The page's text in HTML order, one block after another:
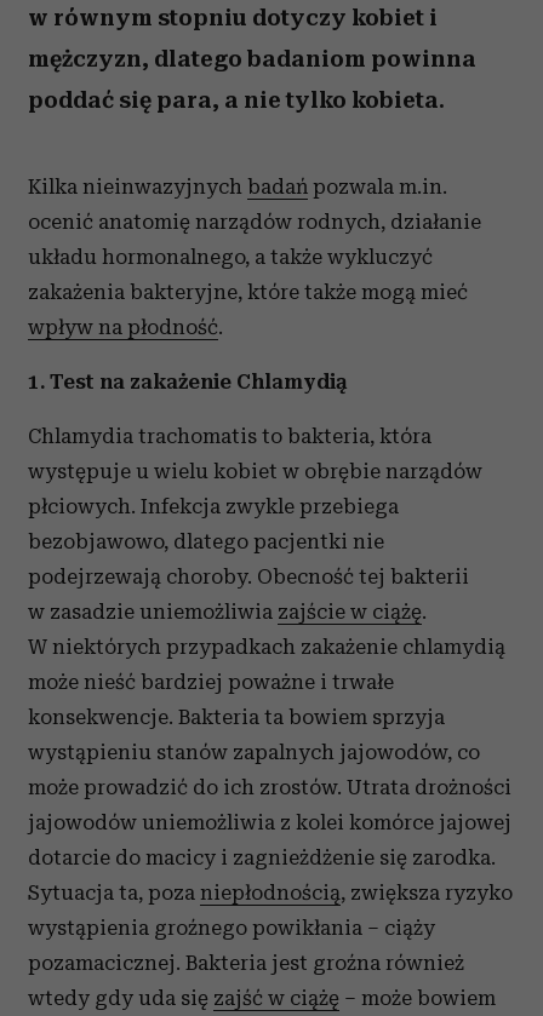
w równym stopniu dotyczy kobiet i
mężczyzn, dlatego badaniom powinna
poddać się para, a nie tylko kobieta.
Kilka nieinwazyjnych badań pozwala m.in.
ocenić anatomię narządów rodnych, działanie
układu hormonalnego, a także wykluczyć
zakażenia bakteryjne, które także mogą mieć
wpływ na płodność.
1. Test na zakażenie Chlamydią
Chlamydia trachomatis to bakteria, która
występuje u wielu kobiet w obrębie narządów
płciowych. Infekcja zwykle przebiega
bezobjawowo, dlatego pacjentki nie
podejrzewają choroby. Obecność tej bakterii
w zasadzie uniemożliwia zajście w ciążę.
W niektórych przypadkach zakażenie chlamydią
może nieść bardziej poważne i trwałe
konsekwencje. Bakteria ta bowiem sprzyja
wystąpieniu stanów zapalnych jajowodów, co
może prowadzić do ich zrostów. Utrata drożności
jajowodów uniemożliwia z kolei komórce jajowej
dotarcie do macicy i zagnieżdżenie się zarodka.
Sytuacja ta, poza niepłodnością, zwiększa ryzyko
wystąpienia groźnego powikłania – ciąży
pozamacicznej. Bakteria jest groźna również
wtedy gdy uda się zajść w ciążę – może bowiem